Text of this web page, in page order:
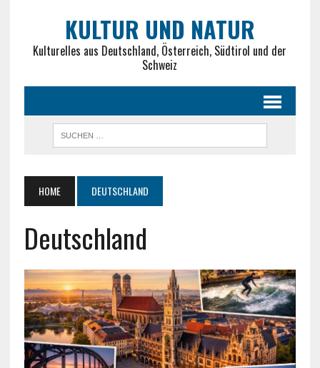
KULTUR UND NATUR
Kulturelles aus Deutschland, Österreich, Südtirol und der
Schweiz
HOME DEUTSCHLAND
Deutschland